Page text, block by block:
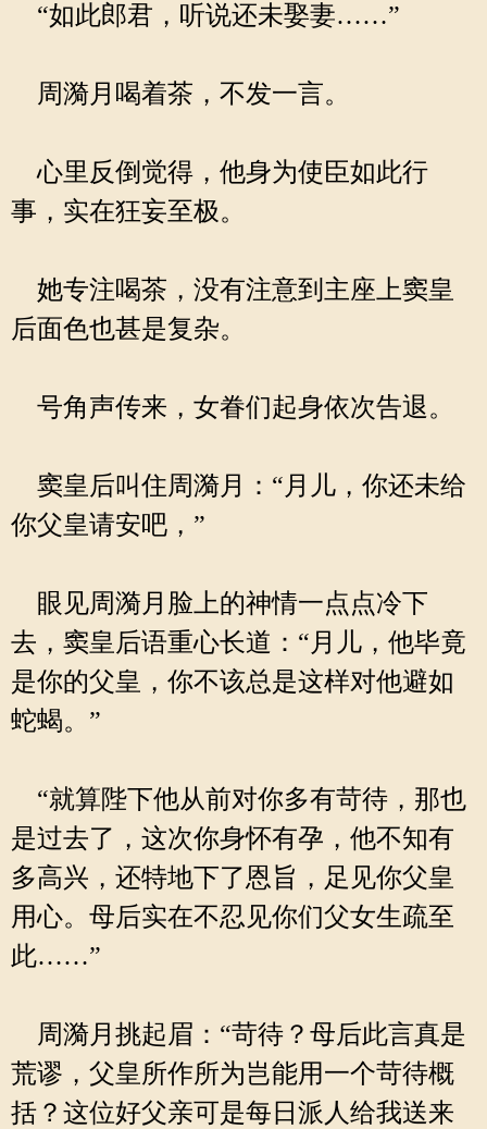
“如此郎君，听说还未娶妻……”
周漪月喝着茶，不发一言。
心里反倒觉得，他身为使臣如此行
事，实在狂妄至极。
她专注喝茶，没有注意到主座上窦皇
后面色也甚是复杂。
号角声传来，女眷们起身依次告退。
窦皇后叫住周漪月：“月儿，你还未给
你父皇请安吧，”
眼见周漪月脸上的神情一点点冷下
去，窦皇后语重心长道：“月儿，他毕竟
是你的父皇，你不该总是这样对他避如
蛇蝎。”
“就算陛下他从前对你多有苛待，那也
是过去了，这次你身怀有孕，他不知有
多高兴，还特地下了恩旨，足见你父皇
用心。母后实在不忍见你们父女生疏至
此……”
周漪月挑起眉：“苛待？母后此言真是
荒谬，父皇所作所为岂能用一个苛待概
括？这位好父亲可是每日派人给我送来